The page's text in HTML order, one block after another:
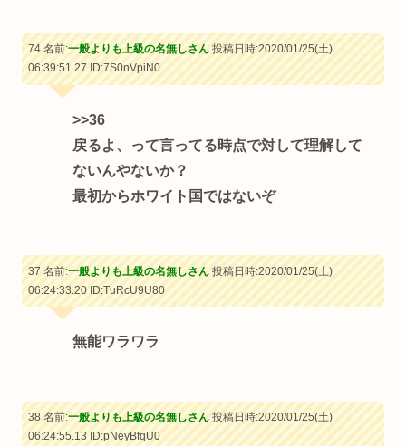
74 名前:一般よりも上級の名無しさん投稿日時:2020/01/25(土)
06:39:51.27ID:7S0nVpiN0
>>36
戻るよ、って言ってる時点で対して理解して
ないんやないか？
最初からホワイト国ではないぞ
37 名前:一般よりも上級の名無しさん投稿日時:2020/01/25(土)
06:24:33.20ID:TuRcU9U80
無能ワラワラ
38 名前:一般よりも上級の名無しさん投稿日時:2020/01/25(土)
06:24:55.13ID:pNeyBfqU0